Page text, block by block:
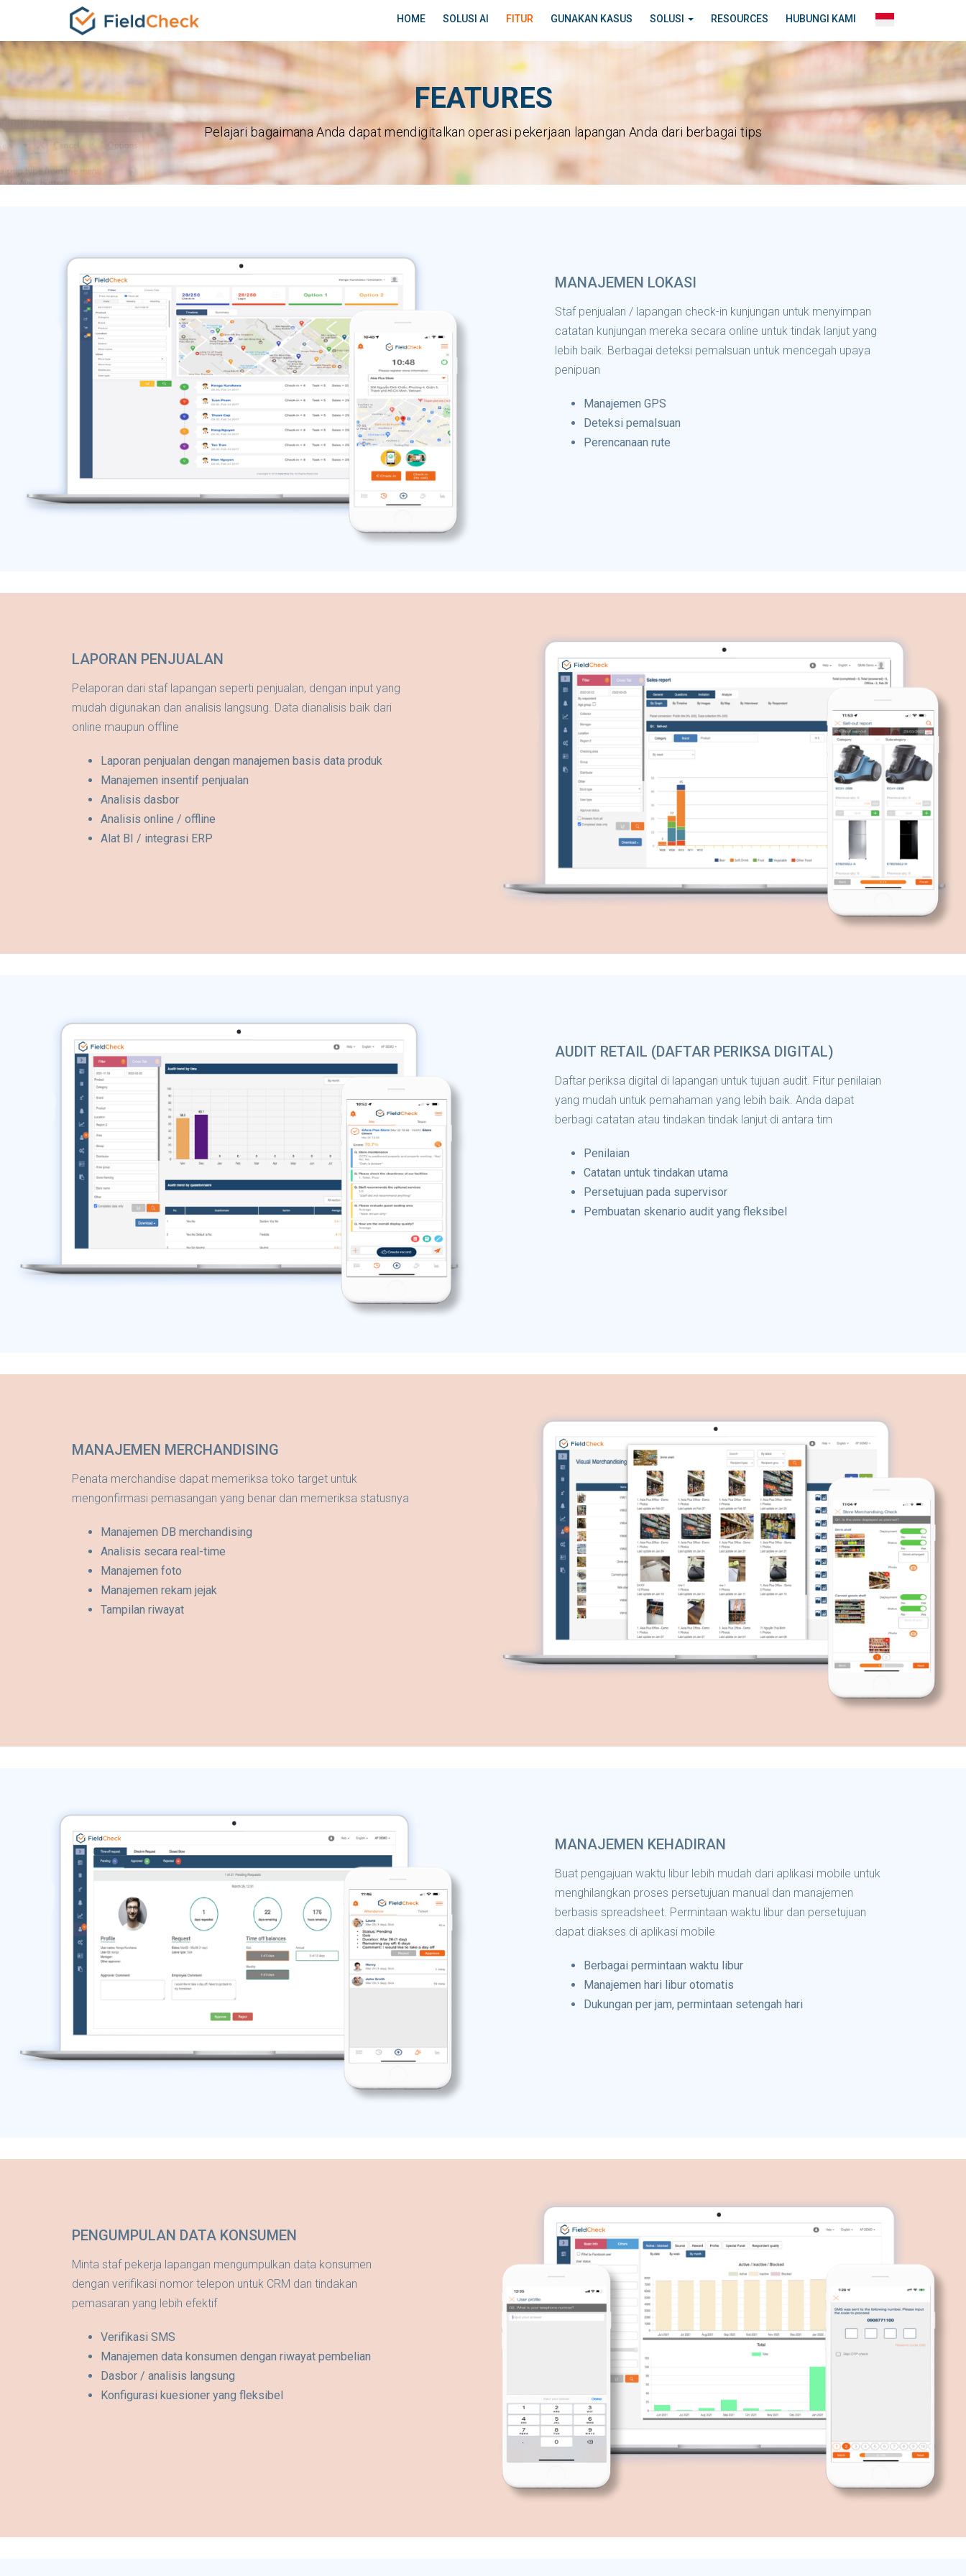
HOME SOLUSI AI FITUR GUNAKAN KASUS SOLUSI RESOURCES HUBUNGI KAMI
FEATURES
Pelajari bagaimana Anda dapat mendigitalkan operasi pekerjaan lapangan Anda dari berbagai tips
MANAJEMEN LOKASI
Staf penjualan / lapangan check-in kunjungan untuk menyimpan
catatan kunjungan mereka secara online untuk tindak lanjut yang
lebih baik. Berbagai deteksi pemalsuan untuk mencegah upaya
penipuan
Manajemen GPS
Deteksi pemalsuan
Perencanaan rute
LAPORAN PENJUALAN
Pelaporan dari staf lapangan seperti penjualan, dengan input yang
mudah digunakan dan analisis langsung. Data dianalisis baik dari
online maupun offline
Laporan penjualan dengan manajemen basis data produk
Manajemen insentif penjualan
Analisis dasbor
Analisis online / offline
Alat BI / integrasi ERP
AUDIT RETAIL (DAFTAR PERIKSA DIGITAL)
Daftar periksa digital di lapangan untuk tujuan audit. Fitur penilaian
yang mudah untuk pemahaman yang lebih baik. Anda dapat
berbagi catatan atau tindakan tindak lanjut di antara tim
Penilaian
Catatan untuk tindakan utama
Persetujuan pada supervisor
Pembuatan skenario audit yang fleksibel
MANAJEMEN MERCHANDISING
Penata merchandise dapat memeriksa toko target untuk
mengonfirmasi pemasangan yang benar dan memeriksa statusnya
Manajemen DB merchandising
Analisis secara real-time
Manajemen foto
Manajemen rekam jejak
Tampilan riwayat
MANAJEMEN KEHADIRAN
Buat pengajuan waktu libur lebih mudah dari aplikasi mobile untuk
menghilangkan proses persetujuan manual dan manajemen
berbasis spreadsheet. Permintaan waktu libur dan persetujuan
dapat diakses di aplikasi mobile
Berbagai permintaan waktu libur
Manajemen hari libur otomatis
Dukungan per jam, permintaan setengah hari
PENGUMPULAN DATA KONSUMEN
Minta staf pekerja lapangan mengumpulkan data konsumen
dengan verifikasi nomor telepon untuk CRM dan tindakan
pemasaran yang lebih efektif
Verifikasi SMS
Manajemen data konsumen dengan riwayat pembelian
Dasbor / analisis langsung
Konfigurasi kuesioner yang fleksibel